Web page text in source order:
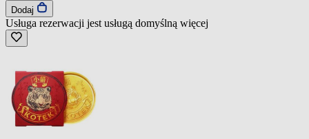
Dodaj
Usługa rezerwacji jest usługą domyślną więcej